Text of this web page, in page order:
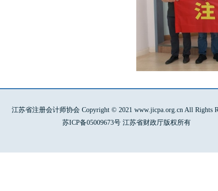
江苏省注册会计师协会 Copyright © 2021 www.jicpa.org.cn All Rights
苏ICP备05009673号 江苏省财政厅版权所有